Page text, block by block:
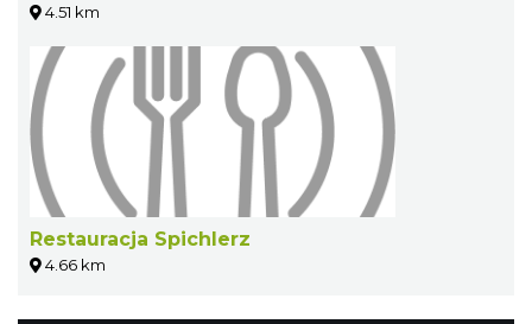
4.51 km
Restauracja Spichlerz
4.66 km